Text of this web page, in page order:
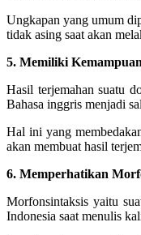
Ungkapan yang umum
tidak asing saat akan
5. Memiliki
Hasil terjemahan suatu
Bahasa inggris menjadi
Hal ini yang
akan membuat hasil
6. Memperhatikan
Morfonsintaksis yaitu
Indonesia saat menulis